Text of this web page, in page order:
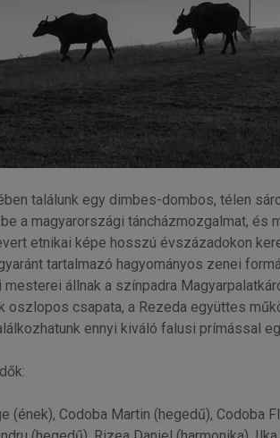
találunk egy dimbes-dombos, télen
a magyarországi táncházmozgalmat, és
etnikai képe hosszú évszázadokon
tartalmazó hagyományos zenei
állnak a színpadra
oszlopos csapata, a Rezeda együttes
ennyi kiváló falusi prímással
(ének), Codoba Martin (hegedű), Codoba